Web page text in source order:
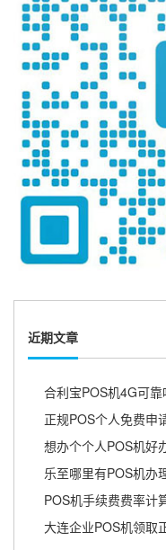
近期文章
合利宝POS机4G可
正规POS个人免费申
想办个个人POS机好
乐至哪里有POS机办
POS机手续费费率计
大连企业POS机领取